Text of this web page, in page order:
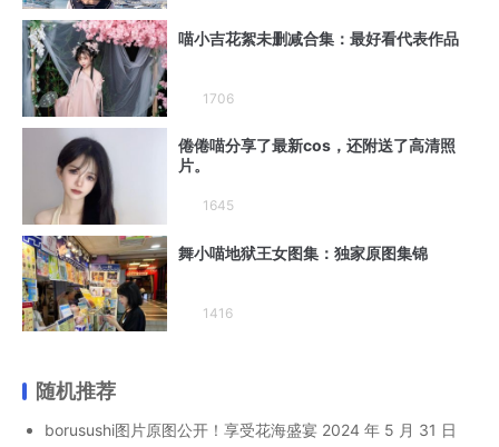
喵小吉花絮未删减合集：最好看代表作品
1706
倦倦喵分享了最新cos，还附送了高清照
片。
1645
舞小喵地狱王女图集：独家原图集锦
1416
随机推荐
borusushi图片原图公开！享受花海盛宴 2024 年 5 月 31 日